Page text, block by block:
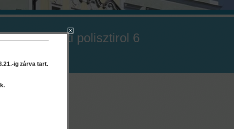
lábazati polisztirol 6
ig zárva tart.